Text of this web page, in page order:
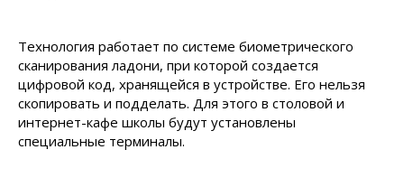
Технология работает по системе биометрического
сканирования ладони, при которой создается
цифровой код, хранящейся в устройстве. Его нельзя
скопировать и подделать. Для этого в столовой и
интернет-кафе школы будут установлены
специальные терминалы.